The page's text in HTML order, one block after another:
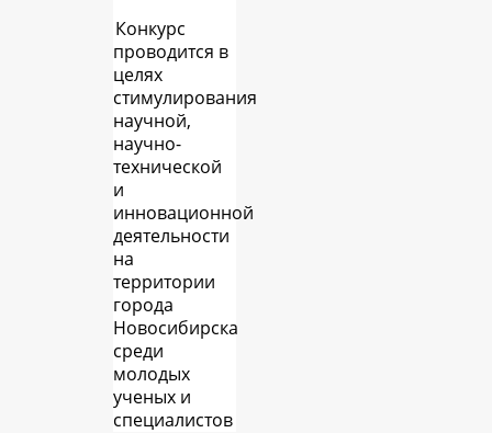
Конкурс
проводится в
целях
стимулирования
научной,
научно-
технической
и
инновационной
деятельности
на
территории
города
Новосибирска
среди
молодых
ученых и
специалистов